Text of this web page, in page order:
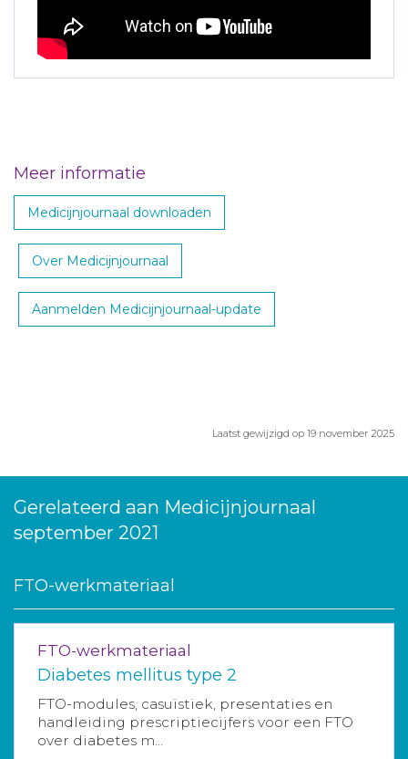
Meer informatie
Medicijnjournaal downloaden
Over Medicijnjournaal
Aanmelden Medicijnjournaal-update
Laatst gewijzigd op 19 november 2025
Gerelateerd aan Medicijnjournaal
september 2021
FTO-werkmateriaal
FTO-werkmateriaal
Diabetes mellitus type 2
FTO-modules, casuïstiek, presentaties en
handleiding prescriptiecijfers voor een FTO
over diabetes m...